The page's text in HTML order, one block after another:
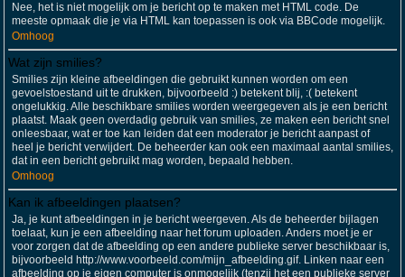
Nee, het is niet mogelijk om je bericht op te maken met HTML code. De
meeste opmaak die je via HTML kan toepassen is ook via BBCode mogelijk.
Omhoog
Wat zijn smilies?
Smilies zijn kleine afbeeldingen die gebruikt kunnen worden om een
gevoelstoestand uit te drukken, bijvoorbeeld :) betekent blij, :( betekent
ongelukkig. Alle beschikbare smilies worden weergegeven als je een bericht
plaatst. Maak geen overdadig gebruik van smilies, ze maken een bericht snel
onleesbaar, wat er toe kan leiden dat een moderator je bericht aanpast of
heel je bericht verwijdert. De beheerder kan ook een maximaal aantal smilies,
dat in een bericht gebruikt mag worden, bepaald hebben.
Omhoog
Kan ik afbeeldingen plaatsen?
Ja, je kunt afbeeldingen in je bericht weergeven. Als de beheerder bijlagen
toelaat, kun je een afbeelding naar het forum uploaden. Anders moet je er
voor zorgen dat de afbeelding op een andere publieke server beschikbaar is,
bijvoorbeeld http://www.voorbeeld.com/mijn_afbeelding.gif. Linken naar een
afbeelding op je eigen computer is onmogelijk (tenzij het een publieke server